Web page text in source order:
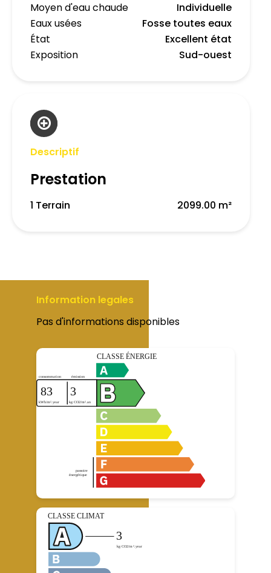
Moyen d'eau chaude
Individuelle
Eaux usées
Fosse toutes eaux
État
Excellent état
Exposition
Sud-ouest
Descriptif
Prestation
1 Terrain 2099.00 m²
Information legales
Pas d'informations disponibles